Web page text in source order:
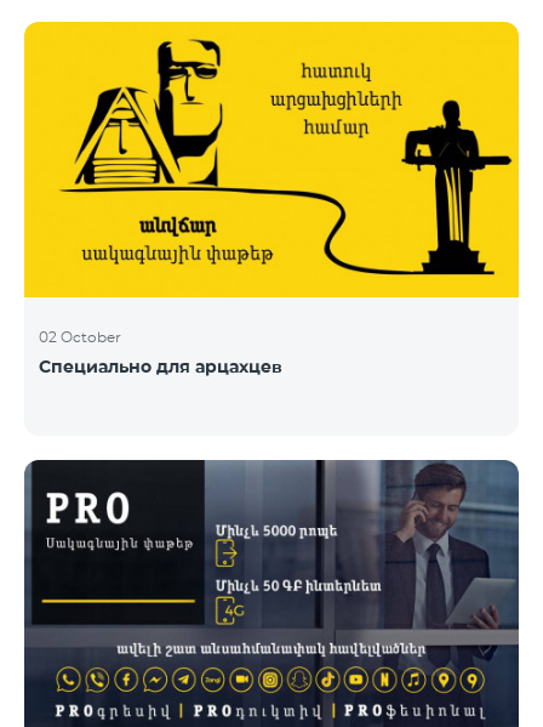
02 October
Специально для арцахцев